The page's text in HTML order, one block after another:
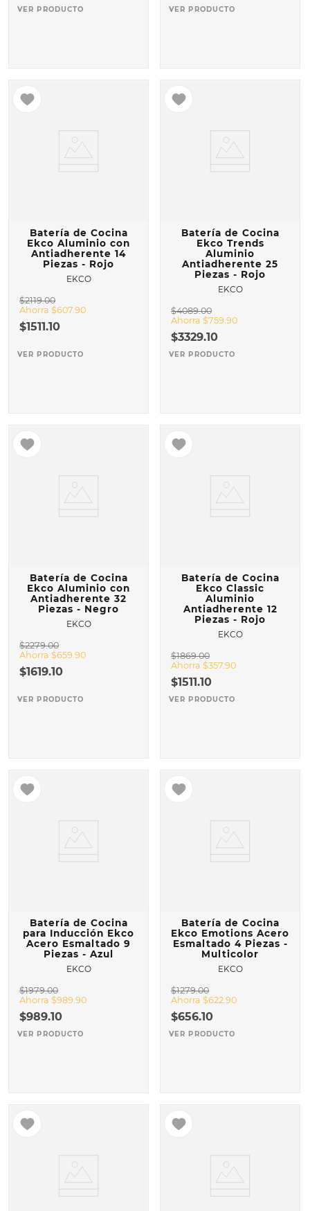
VER PRODUCTO VER PRODUCTO
Batería de Cocina
Ekco Aluminio con
Antiadherente 14
Piezas - Rojo
EKCO
$2119.00
Ahorra $607.90
$1511.10
VER PRODUCTO
Batería de Cocina
Ekco Trends
Aluminio
Antiadherente 25
Piezas - Rojo
EKCO
$4089.00
Ahorra $759.90
$3329.10
VER PRODUCTO
Batería de Cocina
Ekco Aluminio con
Antiadherente 32
Piezas - Negro
EKCO
$2279.00
Ahorra $659.90
$1619.10
VER PRODUCTO
Batería de Cocina
Ekco Classic
Aluminio
Antiadherente 12
Piezas - Rojo
EKCO
$1869.00
Ahorra $357.90
$1511.10
VER PRODUCTO
Batería de Cocina
para Inducción Ekco
Acero Esmaltado 9
Piezas - Azul
EKCO
$1979.00
Ahorra $989.90
$989.10
VER PRODUCTO
Batería de Cocina
Ekco Emotions Acero
Esmaltado 4 Piezas -
Multicolor
EKCO
$1279.00
Ahorra $622.90
$656.10
VER PRODUCTO